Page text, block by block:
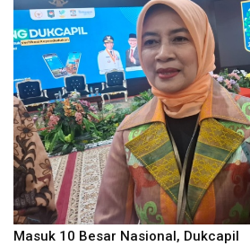
Masuk 10 Besar Nasional, Dukcapil